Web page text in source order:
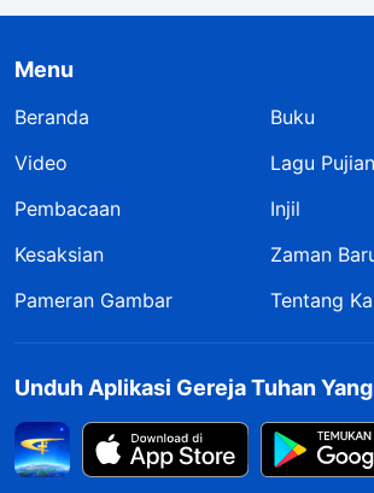
Menu
Beranda
Buku
Video
Lagu Pujian
Pembacaan
Injil
Kesaksian
Zaman
Pameran Gambar
Tentang
Unduh Aplikasi Gereja Tuhan